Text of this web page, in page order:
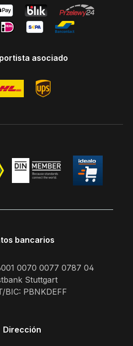
asociado
bancarios
0070 0077 0787 04
Stuttgart
BIC: PBNKDEFF
Dirección